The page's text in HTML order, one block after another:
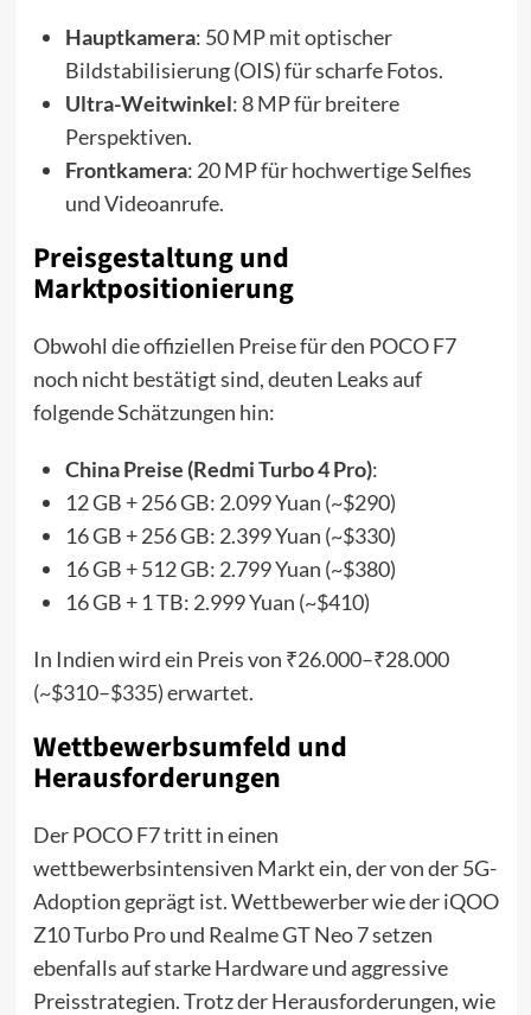
Hauptkamera: 50 MP mit optischer
Bildstabilisierung (OIS) für scharfe Fotos.
Ultra-Weitwinkel: 8 MP für breitere
Perspektiven.
Frontkamera: 20 MP für hochwertige Selfies
und Videoanrufe.
Preisgestaltung und
Marktpositionierung
Obwohl die offiziellen Preise für den POCO F7
noch nicht bestätigt sind, deuten Leaks auf
folgende Schätzungen hin:
China Preise (Redmi Turbo 4 Pro):
12 GB + 256 GB: 2.099 Yuan (~$290)
16 GB + 256 GB: 2.399 Yuan (~$330)
16 GB + 512 GB: 2.799 Yuan (~$380)
16 GB + 1 TB: 2.999 Yuan (~$410)
In Indien wird ein Preis von ₹26.000–₹28.000
(~$310–$335) erwartet.
Wettbewerbsumfeld und
Herausforderungen
Der POCO F7 tritt in einen
wettbewerbsintensiven Markt ein, der von der 5G-
Adoption geprägt ist. Wettbewerber wie der iQOO
Z10 Turbo Pro und Realme GT Neo 7 setzen
ebenfalls auf starke Hardware und aggressive
Preisstrategien. Trotz der Herausforderungen, wie